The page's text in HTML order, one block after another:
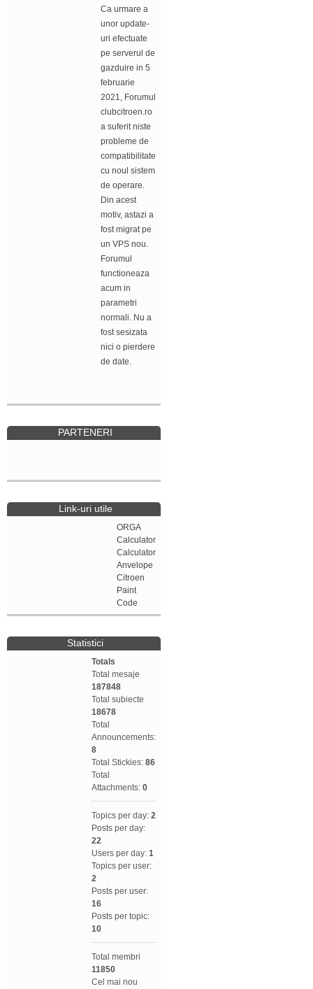
Ca urmare a
unor update-
uri efectuate
pe serverul de
gazduire in 5
februarie
2021, Forumul
clubcitroen.ro
a suferit niste
probleme de
compatibilitate
cu noul sistem
de operare.
Din acest
motiv, astazi a
fost migrat pe
un VPS nou.
Forumul
functioneaza
acum in
parametri
normali. Nu a
fost sesizata
nici o pierdere
de date.
PARTENERI
Link-uri utile
ORGA
Calculator
Calculator
Anvelope
Citroen
Paint
Code
Statistici
Totals
Total mesaje
187848
Total subiecte
18678
Total
Announcements:
8
Total Stickies: 86
Total
Attachments: 0
Topics per day: 2
Posts per day:
22
Users per day: 1
Topics per user:
2
Posts per user:
16
Posts per topic:
10
Total membri
11850
Cel mai nou